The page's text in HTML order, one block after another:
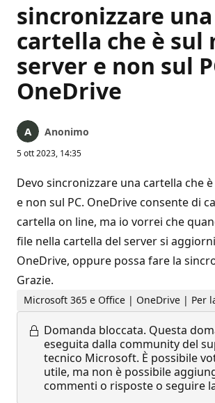
sincronizzare una
cartella che è sul
server e non sul
OneDrive
Anonimo
5 ott 2023, 14:35
Devo sincronizzare una cartella che
e non sul PC. OneDrive consente di
cartella on line, ma io vorrei che
file nella cartella del server si
OneDrive, oppure possa fare la
Grazie.
Microsoft 365 e Office | OneDrive | Per
Domanda bloccata. Questa
eseguita dalla community del
tecnico Microsoft. È possibile
utile, ma non è possibile
commenti o risposte o seguire